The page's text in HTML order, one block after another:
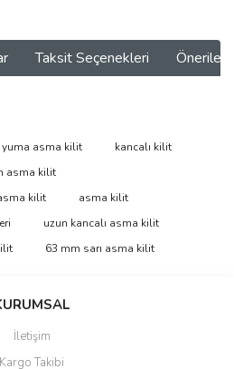
Taksit Seçenekleri
yorumu siz yapın!
Yorum Yaz
ürün açıklamalarında ve diğer
ederiz.
veya görüntülenemiyor.
olmalı.
yuma asma kilit
kancalı kilit
asma kilit
kilit
asma kilit
uzun kancalı asma kilit
63 mm sarı asma kilit
İletişim
Kargo Takibi